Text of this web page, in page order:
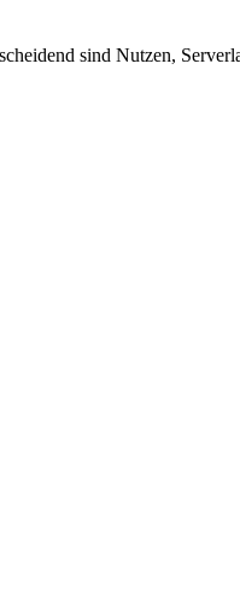
sind Nutzen,